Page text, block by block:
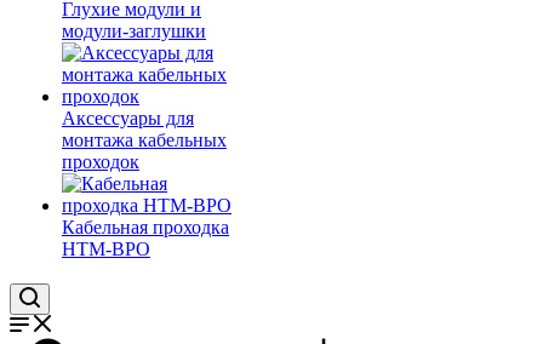
Глухие модули и
модули-заглушки
Аксессуары для
монтажа кабельных
проходок
Кабельная проходка
НТМ-ВРО